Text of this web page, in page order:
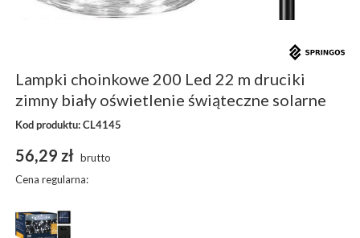
Lampki choinkowe 200 Led 22 m druciki
zimny biały oświetlenie świąteczne solarne
Kod produktu: CL4145
56,29 zł brutto
Cena regularna: